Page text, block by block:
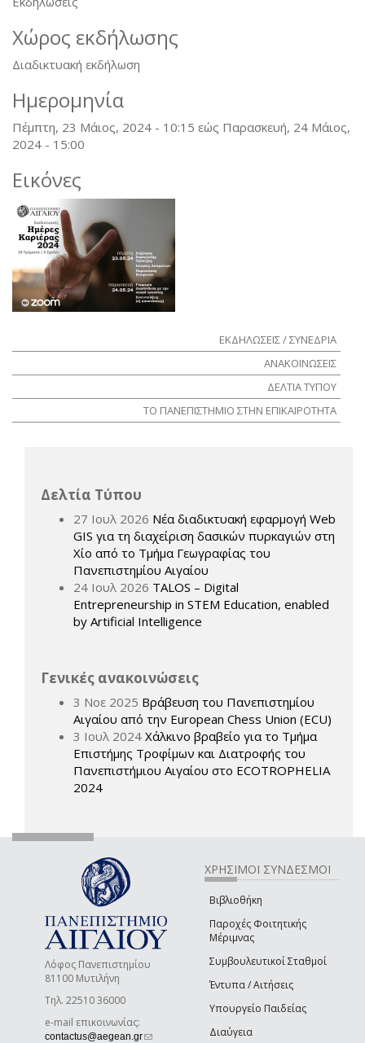
Χώρος εκδήλωσης
Διαδικτυακή εκδήλωση
Ημερομηνία
Πέμπτη, 23 Μάιος, 2024 - 10:15 εώς Παρασκευή, 24 Μάιος,
2024 - 15:00
Εικόνες
ΕΚΔΗΛΩΣΕΙΣ / ΣΥΝΕΔΡΙΑ
ΑΝΑΚΟΙΝΩΣΕΙΣ
ΔΕΛΤΙΑ ΤΥΠΟΥ
ΤΟ ΠΑΝΕΠΙΣΤΗΜΙΟ ΣΤΗΝ ΕΠΙΚΑΙΡΟΤΗΤΑ
Δελτία Τύπου
27 Ιουλ 2026 Νέα διαδικτυακή εφαρμογή Web
GIS για τη διαχείριση δασικών πυρκαγιών στη
Χίο από το Τμήμα Γεωγραφίας του
Πανεπιστημίου Αιγαίου
24 Ιουλ 2026 TALOS – Digital
Entrepreneurship in STEM Education, enabled
by Artificial Intelligence
Γενικές ανακοινώσεις
3 Νοε 2025 Βράβευση του Πανεπιστημίου
Αιγαίου από την European Chess Union (ECU)
3 Ιουλ 2024 Χάλκινο βραβείο για το Τμήμα
Επιστήμης Τροφίμων και Διατροφής του
Πανεπιστήμιου Αιγαίου στο ECOTROPHELIA
2024
Λόφος Πανεπιστημίου
81100 Μυτιλήνη
Τηλ. 22510 36000
e-mail επικοινωνίας:
contactus@aegean.gr(link sends e-mail)
ΧΡΗΣΙΜΟΙ ΣΥΝΔΕΣΜΟΙ
Βιβλιοθήκη
Παροχές Φοιτητικής
Μέριμνας
Συμβουλευτικοί Σταθμοί
Έντυπα / Αιτήσεις
Υπουργείο Παιδείας
Διαύγεια